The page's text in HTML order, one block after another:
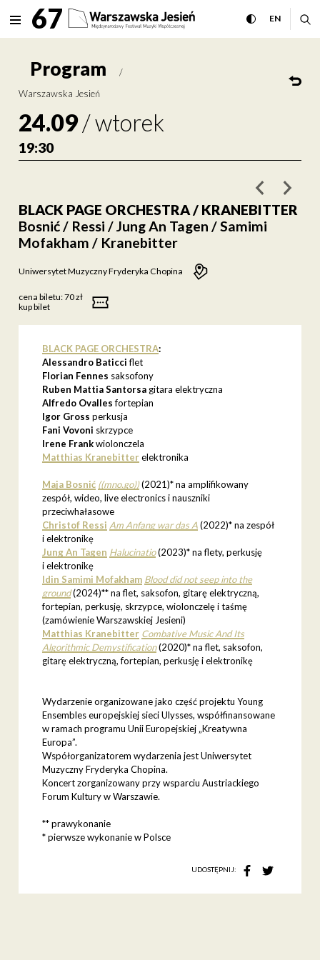
BLACK PAGE ORCHESTRA
rozwiń menu
MENU67 przełącz
ENCHANGE
Program
/
Warszawska Jesień
24.09/wtorek
19:30
poprzednie
BLACK PAGE ORCHESTRA / KRANEBITTER
Bosnić / Ressi / Jung An Tagen / Samimi
Mofakham / Kranebitter
Uniwersytet Muzyczny Fryderyka Chopina
cena biletu:70 zł
kup bilet
BLACK PAGE ORCHESTRA:
Alessandro Baticciflet
Florian Fennes saksofony
Ruben Mattia Santorsa gitara elektryczna
Alfredo Ovallesfortepian
Igor Gross perkusja
Fani Vovoni skrzypce
Irene Frankwiolonczela
Matthias Kranebitterelektronika
Maja Bosnić ((mno.go)) (2021)* na amplifikowany
zespół, wideo, live electronics i nauszniki
przeciwhałasowe
Christof Ressi Am Anfang war das A (2022)* na zespół
i elektronikę
Jung An Tagen Halucinatio (2023)* na flety, perkusję
i elektronikę
Idin Samimi Mofakham Blood did not seep into the
ground(2024)** na flet, saksofon, gitarę elektryczną,
fortepian, perkusję, skrzypce, wiolonczelę i taśmę
(zamówienie Warszawskiej Jesieni)
Matthias Kranebitter Combative Music And Its
Algorithmic Demystification (2020)* na flet, saksofon,
gitarę elektryczną, fortepian, perkusję i elektronikę
Wydarzenie organizowane jako część projektu Young
Ensembles europejskiej sieci Ulysses, współfinansowane
w ramach programu Unii Europejskiej „Kreatywna
Europa”.
Współorganizatorem wydarzenia jest Uniwersytet
Muzyczny Fryderyka Chopina.
Koncert zorganizowany przy wsparciu Austriackiego
Forum Kultury w Warszawie.
** prawykonanie
* pierwsze wykonanie w Polsce
UDOSTĘPNIJ: